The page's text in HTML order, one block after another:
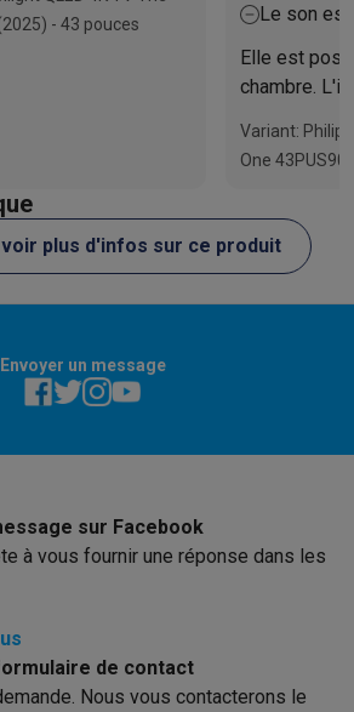
connecter votre
barre de son ou
vous pouvez
en un clin d’œil
- 43 pouces
Le son
Elle est
chambre.
Ambilight
ambiance
Variant:
One
plus d'infos sur ce produit
Envoyer un message
sur Facebook
à vous fournir une réponse dans les
de contact
Nous vous contacterons le